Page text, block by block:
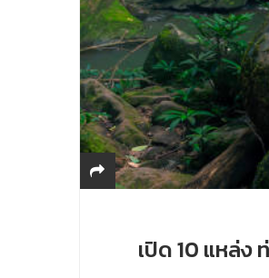
เปิด 10 แหล่ง